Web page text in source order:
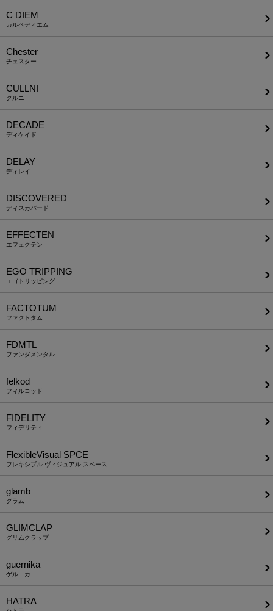
C DIEM
カルペディエム
Chester
チェスター
CULLNI
クルニ
DECADE
ディケイド
DELAY
ディレイ
DISCOVERED
ディスカバード
EFFECTEN
エフェクテン
EGO TRIPPING
エゴトリッピング
FACTOTUM
ファクトタム
FDMTL
ファンダメンタル
felkod
フィルコッド
FIDELITY
フィデリティ
FlexibleVisual SPCE
フレキシブル ヴィジュアル スペース
glamb
グラム
GLIMCLAP
グリムクラップ
guernika
ゲルニカ
HATRA